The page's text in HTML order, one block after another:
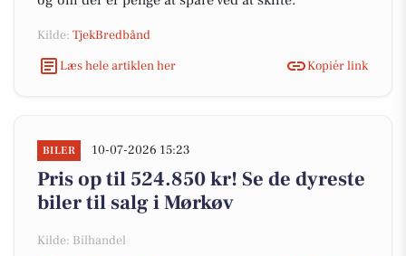
Kilde: TjekBredbånd
Læs hele artiklen her
Kopiér link
BILER 10-07-2026 15:23
Pris op til 524.850 kr! Se de dyreste
biler til salg i Mørkøv
Kilde: Bilhandel